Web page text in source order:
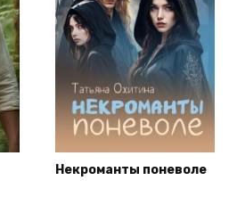
Некроманты поневоле